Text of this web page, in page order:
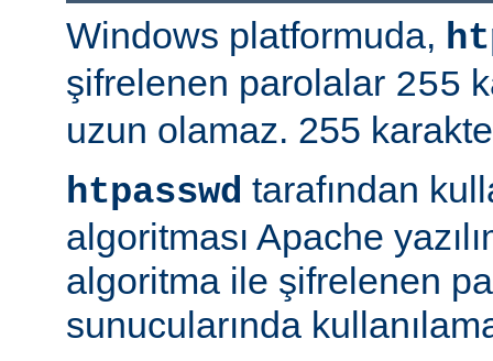
Windows platformuda,
şifrelenen parolalar 255
uzun olamaz. 255
htpasswd tarafından
algoritması Apache
algoritma ile şifrelenen
sunucularında